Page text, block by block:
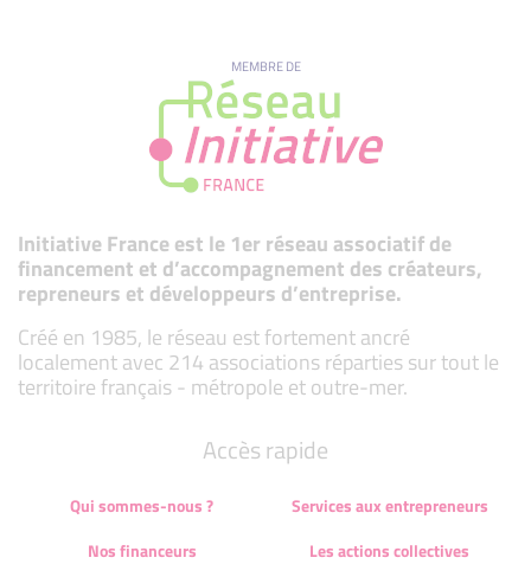
MEMBRE DE
Initiative France est le 1er réseau associatif de
financement et d’accompagnement des créateurs,
repreneurs et développeurs d’entreprise.
Créé en 1985, le réseau est fortement ancré
localement avec 214 associations réparties sur tout le
territoire français - métropole et outre-mer.
Accès rapide
Qui sommes-nous ?
Services aux entrepreneurs
Nos financeurs
Les actions collectives